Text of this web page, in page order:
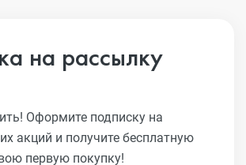
на рассылку
Оформите подписку на
акций и получите бесплатную
первую покупку!